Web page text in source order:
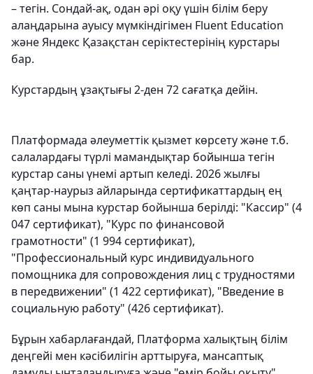
– тегін. Сондай-ақ, одан әрі оқу үшін білім беру
алаңдарына ауысу мүмкіндігімен Fluent Education
және Яндекс Қазақстан серіктестерінің курстары
бар.
Курстардың ұзақтығы 2-ден 72 сағатқа дейін.
Платформада әлеуметтік қызмет көрсету және т.б.
салалардағы түрлі мамандықтар бойынша тегін
курстар саны үнемі артып келеді. 2026 жылғы
қаңтар-наурыз айларында сертификаттардың ең
көп саны мына курстар бойынша берілді: "Кассир" (4
047 сертификат), "Курс по финансовой
грамотности" (1 994 сертификат),
"Профессиональный курс индивидуального
помощника для сопровождения лиц с трудностями
в передвижении" (1 422 сертификат), "Введение в
социальную работу" (426 сертификат).
Бұрын хабарлағандай, Платформа халықтың білім
деңгейі мен кәсібилігін арттыруға, мансаптық